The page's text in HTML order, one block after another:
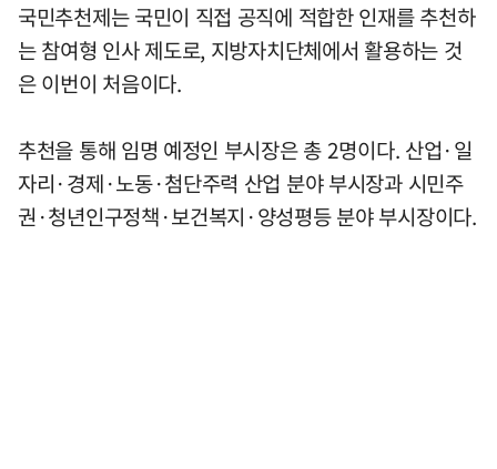
국민추천제는 국민이 직접 공직에 적합한 인재를 추천하
는 참여형 인사 제도로, 지방자치단체에서 활용하는 것
은 이번이 처음이다.
추천을 통해 임명 예정인 부시장은 총 2명이다. 산업·일
자리·경제·노동·첨단주력 산업 분야 부시장과 시민주
권·청년인구정책·보건복지·양성평등 분야 부시장이다.